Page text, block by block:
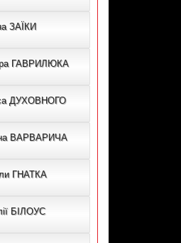
ЗАЇКИ
ГАВРИЛЮКА
ДУХОВНОГО
ВАРВАРИЧА
ГНАТКА
БІЛОУС